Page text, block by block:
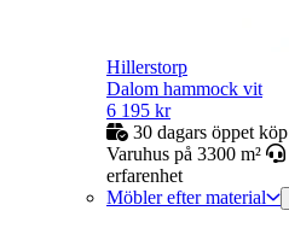
Hillerstorp
Dalom hammock vit
6 195 kr
30 dagars öppet köp
Varuhus på 3300 m²
erfarenhet
Möbler efter material